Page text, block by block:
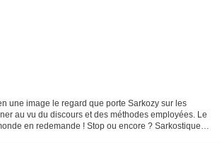
une image le regard que porte Sarkozy sur les
au vu du discours et des méthodes employées. Le
en redemande ! Stop ou encore ? Sarkostique le